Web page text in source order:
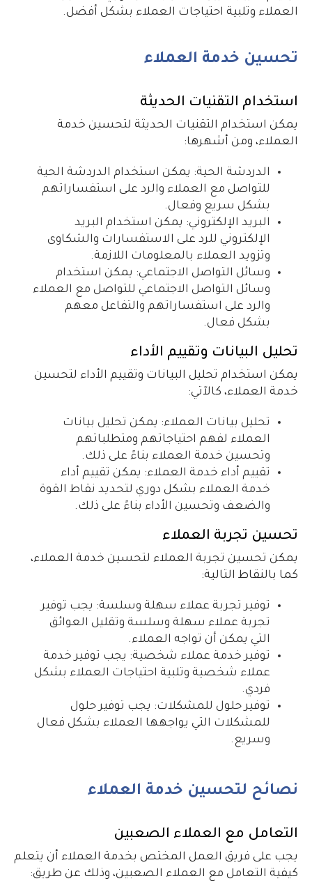
العملاء وتلبية احتياجات العملاء بشكل أفضل.
تحسين خدمة العملاء
استخدام التقنيات الحديثة
يمكن استخدام التقنيات الحديثة لتحسين خدمة
العملاء، ومن أشهرها:
الدردشة الحية: يمكن استخدام الدردشة الحية
للتواصل مع العملاء والرد على استفساراتهم
بشكل سريع وفعال.
البريد الإلكتروني: يمكن استخدام البريد
الإلكتروني للرد على الاستفسارات والشكاوى
وتزويد العملاء بالمعلومات اللازمة.
وسائل التواصل الاجتماعي: يمكن استخدام
وسائل التواصل الاجتماعي للتواصل مع العملاء
والرد على استفساراتهم والتفاعل معهم
بشكل فعال.
تحليل البيانات وتقييم الأداء
يمكن استخدام تحليل البيانات وتقييم الأداء لتحسين
خدمة العملاء، كالآتي:
تحليل بيانات العملاء: يمكن تحليل بيانات
العملاء لفهم احتياجاتهم ومتطلباتهم
وتحسين خدمة العملاء بناءً على ذلك.
تقييم أداء خدمة العملاء: يمكن تقييم أداء
خدمة العملاء بشكل دوري لتحديد نقاط القوة
والضعف وتحسين الأداء بناءً على ذلك.
تحسين تجربة العملاء
يمكن تحسين تجربة العملاء لتحسين خدمة العملاء،
كما بالنقاط التالية:
توفير تجربة عملاء سهلة وسلسة: يجب توفير
تجربة عملاء سهلة وسلسة وتقليل العوائق
التي يمكن أن تواجه العملاء.
توفير خدمة عملاء شخصية: يجب توفير خدمة
عملاء شخصية وتلبية احتياجات العملاء بشكل
فردي.
توفير حلول للمشكلات: يجب توفير حلول
للمشكلات التي يواجهها العملاء بشكل فعال
وسريع.
نصائح لتحسين خدمة العملاء
التعامل مع العملاء الصعبين
يجب على فريق العمل المختص بخدمة العملاء أن يتعلم
كيفية التعامل مع العملاء الصعبين، وذلك عن طريق: